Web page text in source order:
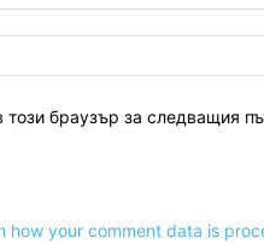
браузър за следващия
how your comment data is